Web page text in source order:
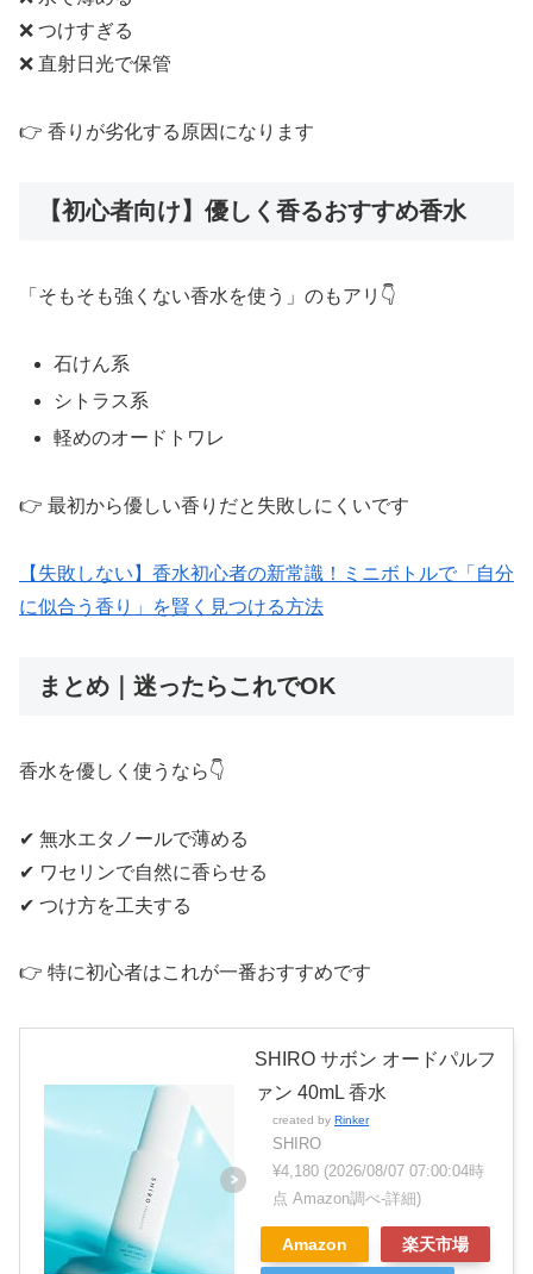
❌ つけすぎる
❌ 直射日光で保管
👉 香りが劣化する原因になります
【初心者向け】優しく香るおすすめ香水
「そもそも強くない香水を使う」のもアリ👇
石けん系
シトラス系
軽めのオードトワレ
👉 最初から優しい香りだと失敗しにくいです
【失敗しない】香水初心者の新常識！ミニボトルで「自分
に似合う香り」を賢く見つける方法
まとめ｜迷ったらこれでOK
香水を優しく使うなら👇
✔ 無水エタノールで薄める
✔ ワセリンで自然に香らせる
✔ つけ方を工夫する
👉 特に初心者はこれが一番おすすめです
SHIRO サボン オードパルフ
ァン 40mL 香水
created by Rinker
SHIRO
¥4,180 (2026/08/07 07:00:04時
点 Amazon調べ-詳細)
Amazon 楽天市場